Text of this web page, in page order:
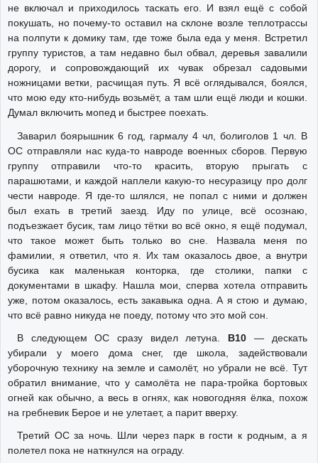
не включал и приходилось таскать его. И взял ещё с собой
покушать, но почему-то оставил на склоне возле теплотрассы
на полпути к домику там, где тоже была еда у меня. Встретил
группу туристов, а там недавно был обвал, деревья завалили
дорогу, и сопровождающий их чувак обрезал садовыми
ножницами ветки, расчищая путь. Я всё оглядывался, боялся,
что мою еду кто-нибудь возьмёт, а там шли ещё люди и кошки.
Думал включить мопед и быстрее поехать.
Заварил боярышник 6 год, гармалу 4 чл, болиголов 1 чл. В
ОС отправляли нас куда-то навроде военных сборов. Первую
группу отправили что-то красить, вторую прыгать с
парашютами, и каждой наплели какую-то несуразицу про долг
чести навроде. Я где-то шлялся, не попал с ними и должен
был ехать в третий заезд. Иду по улице, всё осознаю,
подъезжает бусик, там лицо тётки во всё окно, я ещё подумал,
что такое может быть только во сне. Назвала меня по
фамилии, я ответил, что я. Их там оказалось двое, а внутри
бусика как маленькая конторка, где столики, папки с
документами в шкафу. Нашла мои, сперва хотела отправить
уже, потом оказалось, есть закавыка одна. А я стою и думаю,
что всё равно никуда не поеду, потому что это мой сон.
В следующем ОС сразу видел летуна. В10 — дескать
убирали у моего дома снег, где школа, задействовали
уборочную технику на земле и самолёт, но убрали не всё. Тут
обратил внимание, что у самолёта не пара-тройка бортовых
огней как обычно, а весь в огнях, как новогодняя ёлка, похож
на гребневик Берое и не улетает, а парит вверху.
Третий ОС за ночь. Шли через парк в гости к родным, а я
полетел пока не наткнулся на ограду.